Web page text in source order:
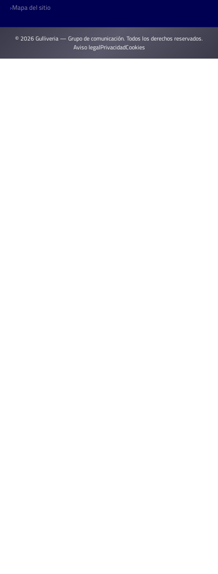
Mapa del sitio
© 2026 Gulliveria — Grupo de comunicación. Todos los derechos reservados.
Aviso legalPrivacidadCookies